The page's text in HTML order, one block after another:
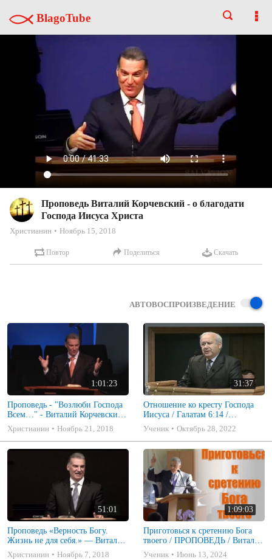
BlagoTube
Проповедь Виталий Корчевский - о благодати
Господа Иисуса Христа
Христианин Ноябрь 15, 2018
Повтор Поделиться Скачать
АВТОВОСПРОИЗВЕДЕНИЕ
1:01:23
Проповедь - "Возлюби Господа
Всем…" - Виталий Корчевский
(Мар 12:28
Христианин Ноябрь 21, 2018
31:37
Отношение ко кресту Господа
Иисуса / Галатам 6:14 /
ПРОПОВЕДЬ / Виталий Костов
Ученик Октябрь 28, 2022
51:01
Проповедь «Верность Богу.
Жизнь не для себя.» — Виталий
Корчевский
Христианин Ноябрь 7, 2018
1:09:03
Приготовься к сретению Бога
твоего / ПРОПОВЕДЬ / Виталий
Корчевский
Ученик Июнь 13, 2024